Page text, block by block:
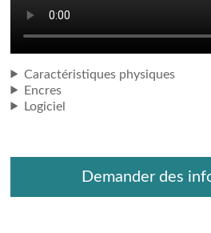
Caractéristiques physiques
Encres
Logiciel
Demander des